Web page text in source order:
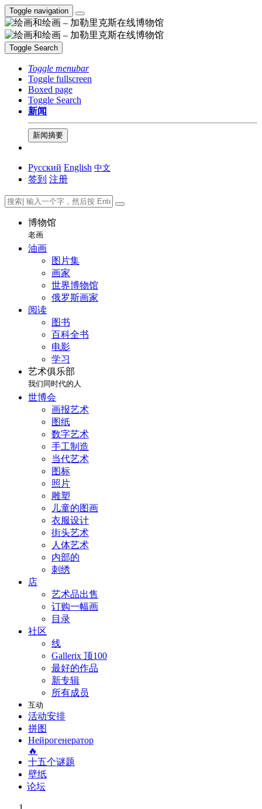
Toggle navigation
Toggle Search
Toggle menubar
Toggle fullscreen
Boxed page
Toggle Search
新闻
新闻摘要
Русский English 中文
签到 注册
博物馆
老画
油画
图片集
画家
世界博物馆
俄罗斯画家
阅读
图书
百科全书
电影
学习
艺术俱乐部
我们同时代的人
世博会
画报艺术
图纸
数字艺术
手工制造
当代艺术
图标
照片
雕塑
儿童的图画
衣服设计
街头艺术
人体艺术
内部的
刺绣
店
艺术品出售
订购一幅画
目录
社区
线
Gallerix 顶100
最好的作品
新专辑
所有成员
互动
活动安排
拼图
Нейрогенератор
🔥
十五个谜题
壁纸
论坛